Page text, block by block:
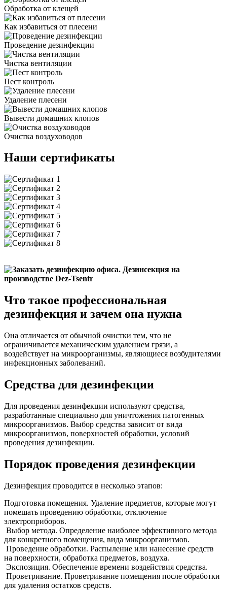
Обработка от клещей
Как избавиться от плесени
Проведение дезинфекции
Чистка вентиляции
Пест контроль
Удаление плесени
Вывести домашних клопов
Очистка воздуховодов
Наши сертификаты
Что такое профессиональная
дезинфекция и зачем она нужна
Она отличается от обычной очистки тем, что не
ограничивается механическим удалением грязи, а
воздействует на микроорганизмы, являющиеся возбудителями
инфекционных заболеваний.
Средства для дезинфекции
Для проведения дезинфекции используют средства,
разработанные специально для уничтожения патогенных
микроорганизмов. Выбор средства зависит от вида
микроорганизмов, поверхностей обработки, условий
проведения дезинфекции.
Порядок проведения дезинфекции
Дезинфекция проводится в несколько этапов:
Подготовка помещения. Удаление предметов, которые могут
помешать проведению обработки, отключение
электроприборов.
Выбор метода. Определение наиболее эффективного метода
для конкретного помещения, вида микроорганизмов.
Проведение обработки. Распыление или нанесение средств
на поверхности, обработка предметов, воздуха.
Экспозиция. Обеспечение времени воздействия средства.
Проветривание. Проветривание помещения после обработки
для удаления остатков средств.